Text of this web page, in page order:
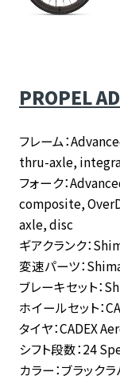
PROPEL
フレーム：
thru-axle,
フォーク：
composite,
axle, disc
ギアクランク：
変速パーツ：
ブレーキセット：
ホイールセット：
タイヤ：CADEX
シフト段数：24
カラー：ブラック